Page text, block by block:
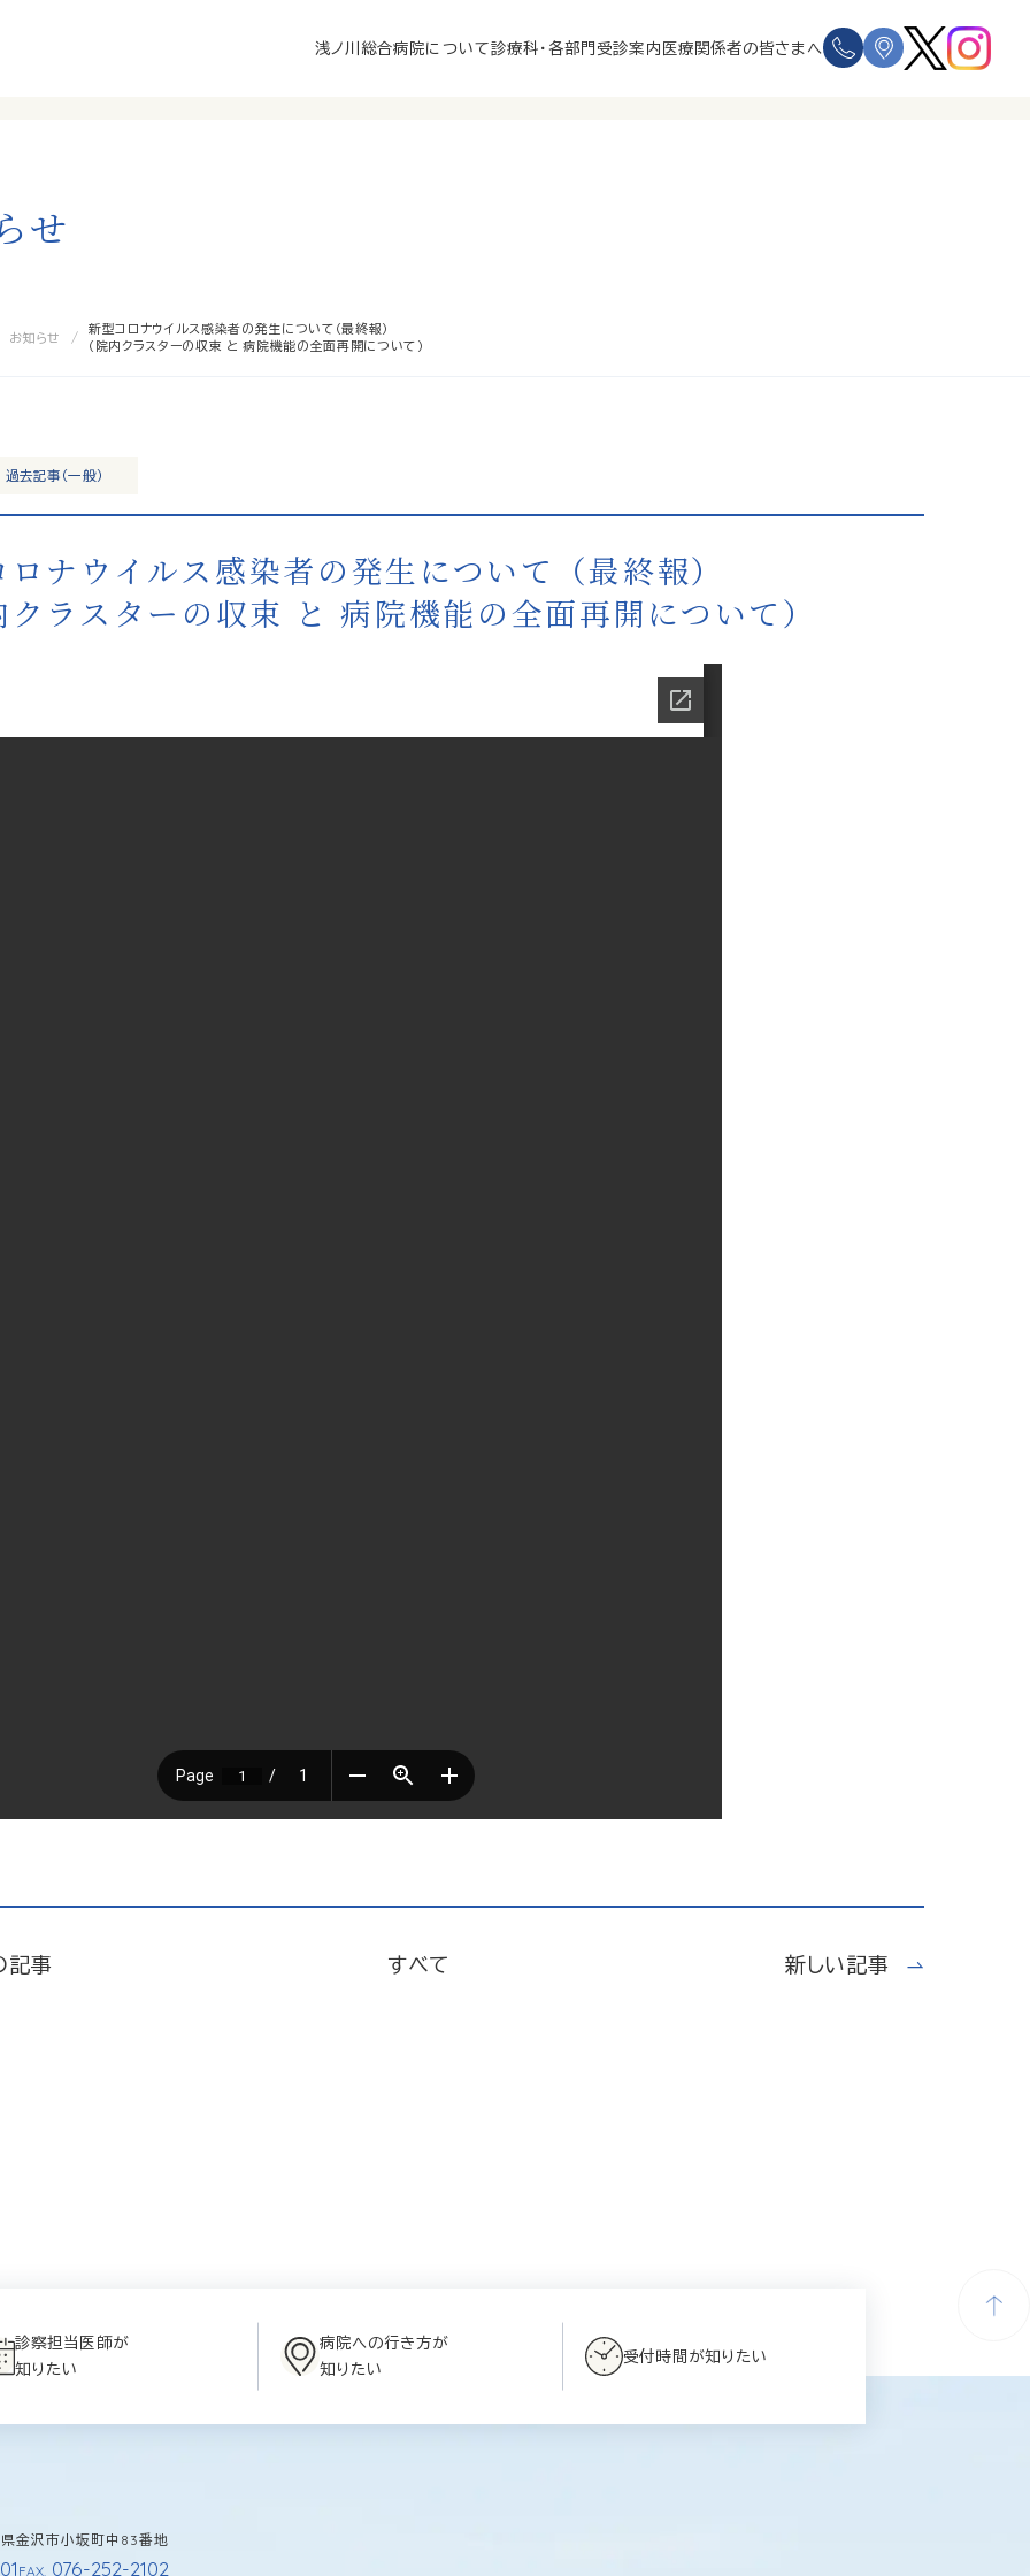
浅ノ川総合病院について診療科・各部門受診案内医療関係者の皆さまへ
せ
お知らせ
新型コロナウイルス感染者の発生について（最終報）
（院内クラスターの収束 と 病院機能の全面再開について）
過去記事（一般）
ナウイルス感染者の発生について（最終報）
ラスターの収束 と 病院機能の全面再開について）
記事 すべて 新しい記事
診察担当医師が
知りたい
病院への行き方が
知りたい
受付時間が知りたい
金沢市小坂町中83番地
FAX. 076-252-2102